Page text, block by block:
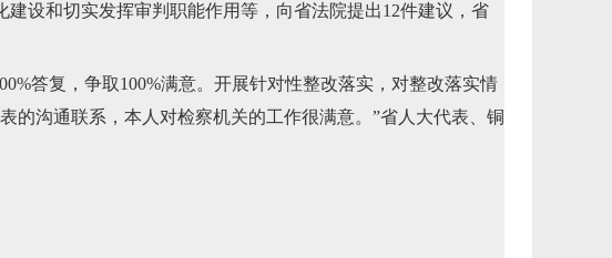
设和切实发挥审判职能作用等，向省法院提出12件建议，省
答复，争取100%满意。开展针对性整改落实，对整改落实情
的沟通联系，本人对检察机关的工作很满意。”省人大代表、铜